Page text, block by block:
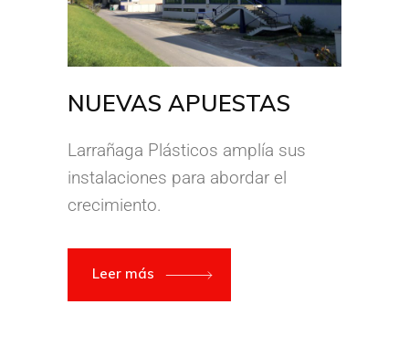
NUEVAS APUESTAS
Larrañaga Plásticos amplía sus
instalaciones para abordar el
crecimiento.
Leer más